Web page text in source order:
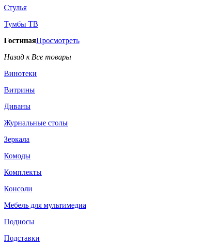
Стулья
Тумбы ТВ
ГостинаяПросмотреть
Назад к Все товары
Винотеки
Витрины
Диваны
Журнальные столы
Зеркала
Комоды
Комплекты
Консоли
Мебель для мультимедиа
Подносы
Подставки